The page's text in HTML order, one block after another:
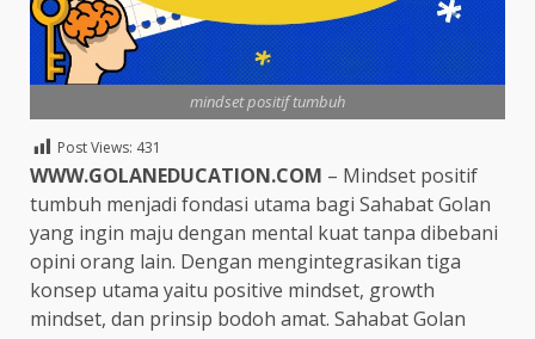
mindset positif tumbuh
Post Views: 431
WWW.GOLANEDUCATION.COM – Mindset positif
tumbuh menjadi fondasi utama bagi Sahabat Golan
yang ingin maju dengan mental kuat tanpa dibebani
opini orang lain. Dengan mengintegrasikan tiga
konsep utama yaitu positive mindset, growth
mindset, dan prinsip bodoh amat. Sahabat Golan